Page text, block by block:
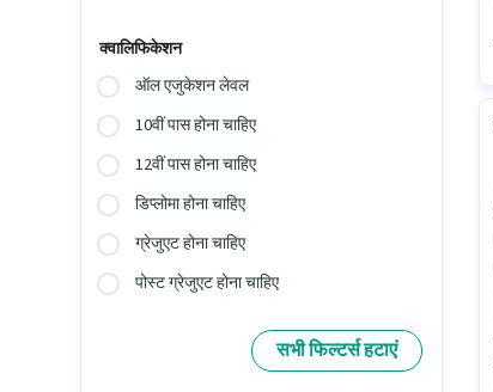
क्वालिफिकेशन
ऑल एजुकेशन लेवल
10वीं पास होना चाहिए
12वीं पास होना चाहिए
डिप्लोमा होना चाहिए
ग्रेजुएट होना चाहिए
पोस्ट ग्रेजुएट होना चाहिए
सभी फिल्टर्स हटाएं